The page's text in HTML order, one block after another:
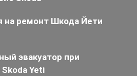
на ремонт Шкода Йети
эвакуатор при
Yeti